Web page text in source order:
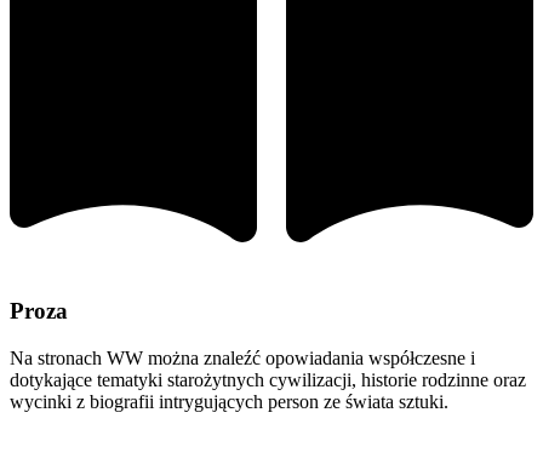
Proza
Na stronach WW można znaleźć opowiadania współczesne i
dotykające tematyki starożytnych cywilizacji, historie rodzinne oraz
wycinki z biografii intrygujących person ze świata sztuki.